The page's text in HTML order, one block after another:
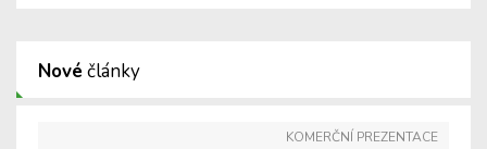
Nové články
KOMERČNÍ PREZENTACE